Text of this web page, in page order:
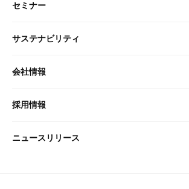
大和総研の強み
先端テクノロジーに基づく新たな価値の創出
政策分析
研究員
書籍・刊行物 トップ
書籍
セミナー
セミナー トップ
現在受付中のセミナー・イベント
サステナビリティ
サステナビリティの取り組み
次世代社会への貢献
会社情報
会社情報 トップ
会社概要・役員一覧
採用情報
採用情報 トップ
ニュースリリース